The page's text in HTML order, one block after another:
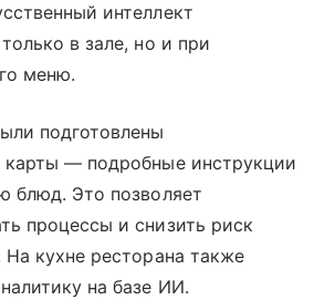
интеллект
в зале, но и при
меню.
подготовлены
карты — подробные инструкции
блюд. Это позволяет
процессы и снизить риск
кухне ресторана также
на базе ИИ.